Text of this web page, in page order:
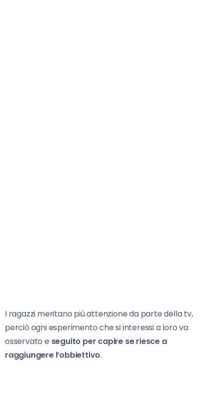
I ragazzi meritano più attenzione da parte della tv,
perciò ogni esperimento che si interessi a loro va
osservato e seguito per capire se riesce a
raggiungere l’obbiettivo.